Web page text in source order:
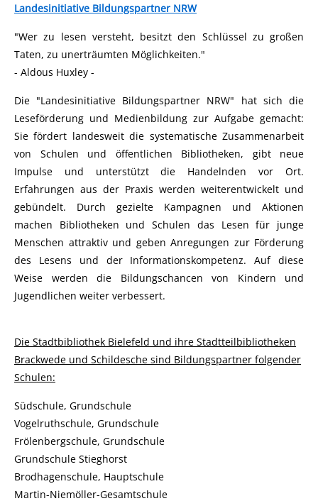
Landesinitiative Bildungspartner NRW
"Wer zu lesen versteht, besitzt den Schlüssel zu großen
Taten, zu unerträumten Möglichkeiten."
- Aldous Huxley -
Die "Landesinitiative Bildungspartner NRW" hat sich die
Leseförderung und Medienbildung zur Aufgabe gemacht:
Sie fördert landesweit die systematische Zusammenarbeit
von Schulen und öffentlichen Bibliotheken, gibt neue
Impulse und unterstützt die Handelnden vor Ort.
Erfahrungen aus der Praxis werden weiterentwickelt und
gebündelt. Durch gezielte Kampagnen und Aktionen
machen Bibliotheken und Schulen das Lesen für junge
Menschen attraktiv und geben Anregungen zur Förderung
des Lesens und der Informationskompetenz. Auf diese
Weise werden die Bildungschancen von Kindern und
Jugendlichen weiter verbessert.
Die Stadtbibliothek Bielefeld und ihre Stadtteilbibliotheken
Brackwede und Schildesche sind Bildungspartner folgender
Schulen:
Südschule, Grundschule
Vogelruthschule, Grundschule
Frölenbergschule, Grundschule
Grundschule Stieghorst
Brodhagenschule, Hauptschule
Martin-Niemöller-Gesamtschule